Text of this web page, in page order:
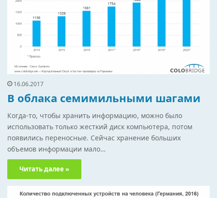
16.06.2017
В облака семимильными шагами
Когда-то, чтобы хранить информацию, можно было
использовать только жесткий диск компьютера, потом
появились переносные. Сейчас хранение больших
объемов информации мало…
Читать далее »